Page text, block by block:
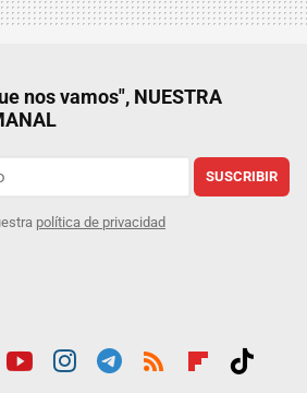
nos vamos", NUESTRA
SUSCRIBIR
política de privacidad